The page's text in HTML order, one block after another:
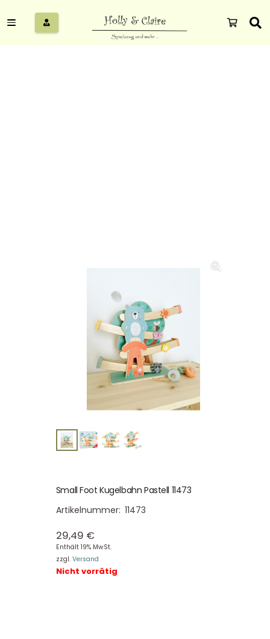
Small Foot Kugelbahn Pastell 11473
Artikelnummer: 11473
29,49 €
Enthält 19% MwSt.
zzgl. Versand
Nicht vorrätig